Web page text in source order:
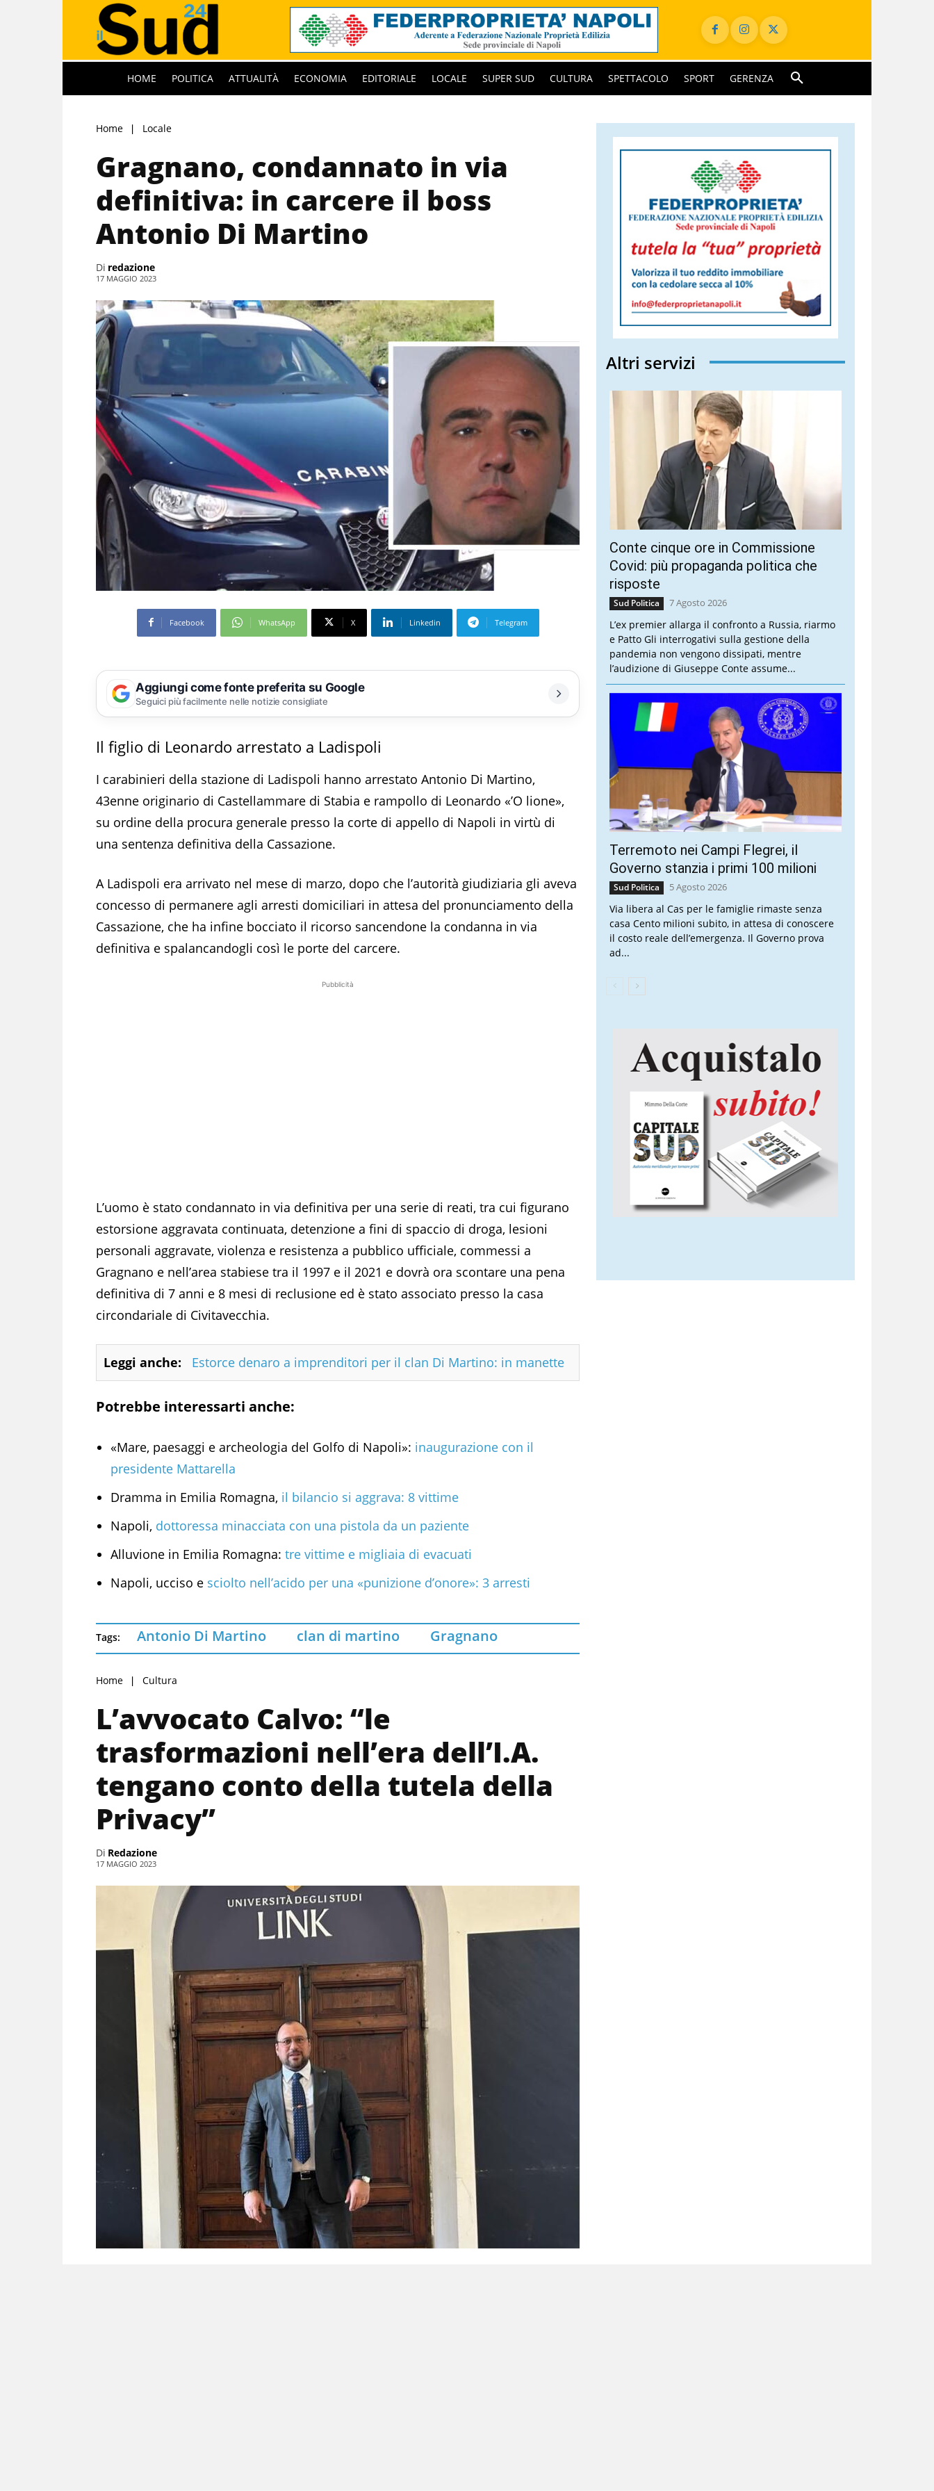
HOME POLITICA ATTUALITÀ ECONOMIA EDITORIALE LOCALE SUPER SUD CULTURA SPETTACOLO SPORT GERENZA
Home Locale
Gragnano, condannato in via
definitiva: in carcere il boss
Antonio Di Martino
Di redazione
17 MAGGIO 2023
Facebook WhatsApp X Linkedin Telegram
Aggiungi come fonte preferita su Google
Seguici più facilmente nelle notizie consigliate
Il figlio di Leonardo arrestato a Ladispoli
I carabinieri della stazione di Ladispoli hanno arrestato Antonio Di Martino,
43enne originario di Castellammare di Stabia e rampollo di Leonardo «’O lione»,
su ordine della procura generale presso la corte di appello di Napoli in virtù di
una sentenza definitiva della Cassazione.
A Ladispoli era arrivato nel mese di marzo, dopo che l’autorità giudiziaria gli aveva
concesso di permanere agli arresti domiciliari in attesa del pronunciamento della
Cassazione, che ha infine bocciato il ricorso sancendone la condanna in via
definitiva e spalancandogli così le porte del carcere.
Pubblicità
L’uomo è stato condannato in via definitiva per una serie di reati, tra cui figurano
estorsione aggravata continuata, detenzione a fini di spaccio di droga, lesioni
personali aggravate, violenza e resistenza a pubblico ufficiale, commessi a
Gragnano e nell’area stabiese tra il 1997 e il 2021 e dovrà ora scontare una pena
definitiva di 7 anni e 8 mesi di reclusione ed è stato associato presso la casa
circondariale di Civitavecchia.
Leggi anche: Estorce denaro a imprenditori per il clan Di Martino: in manette
Potrebbe interessarti anche:
«Mare, paesaggi e archeologia del Golfo di Napoli»: inaugurazione con il
presidente Mattarella
Dramma in Emilia Romagna, il bilancio si aggrava: 8 vittime
Napoli, dottoressa minacciata con una pistola da un paziente
Alluvione in Emilia Romagna: tre vittime e migliaia di evacuati
Napoli, ucciso e sciolto nell’acido per una «punizione d’onore»: 3 arresti
Tags: Antonio Di Martino clan di martino Gragnano
Home Cultura
L’avvocato Calvo: “le
trasformazioni nell’era dell’I.A.
tengano conto della tutela della
Privacy”
Di Redazione
17 MAGGIO 2023
Altri servizi
Conte cinque ore in Commissione
Covid: più propaganda politica che
risposte
Sud Politica 7 Agosto 2026
L’ex premier allarga il confronto a Russia, riarmo
e Patto Gli interrogativi sulla gestione della
pandemia non vengono dissipati, mentre
l’audizione di Giuseppe Conte assume...
Terremoto nei Campi Flegrei, il
Governo stanzia i primi 100 milioni
Sud Politica 5 Agosto 2026
Via libera al Cas per le famiglie rimaste senza
casa Cento milioni subito, in attesa di conoscere
il costo reale dell’emergenza. Il Governo prova
ad...